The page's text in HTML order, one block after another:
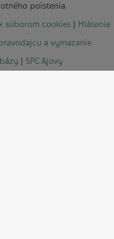
poistenia.
súborom cookies| Hlásenie
a vymazanie
| SPC Ajovy